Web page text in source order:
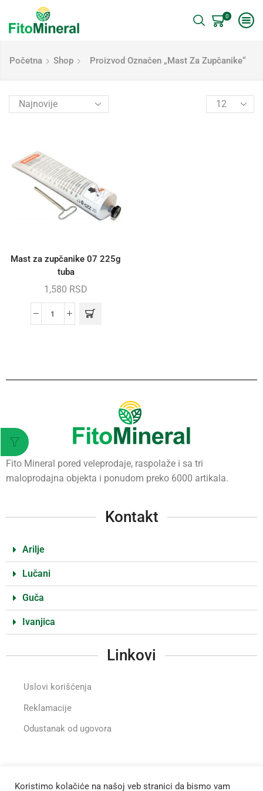
0
Početna Shop Proizvod Označen „mast Za Zupčanike“
Mast za zupčanike 07 225g
tuba
1,580 RSD
Fito Mineral pored veleprodaje, raspolaže i sa tri
maloprodajna objekta i ponudom preko 6000 artikala.
Kontakt
Arilje
Lučani
Guča
Ivanjica
Linkovi
Uslovi korišćenja
Reklamacije
Odustanak od ugovora
Koristimo kolačiće na našoj veb stranici da bismo vam